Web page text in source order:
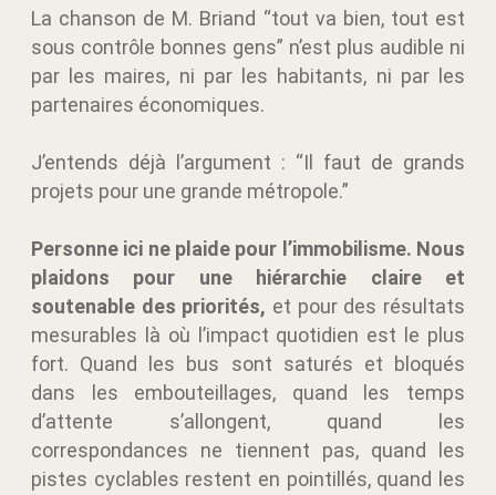
La chanson de M. Briand “tout va bien, tout est
sous contrôle bonnes gens” n’est plus audible ni
par les maires, ni par les habitants, ni par les
partenaires économiques.
J’entends déjà l’argument : “Il faut de grands
projets pour une grande métropole.”
Personne ici ne plaide pour l’immobilisme. Nous
plaidons pour une hiérarchie claire et
soutenable des priorités, et pour des résultats
mesurables là où l’impact quotidien est le plus
fort. Quand les bus sont saturés et bloqués
dans les embouteillages, quand les temps
d’attente s’allongent, quand les
correspondances ne tiennent pas, quand les
pistes cyclables restent en pointillés, quand les